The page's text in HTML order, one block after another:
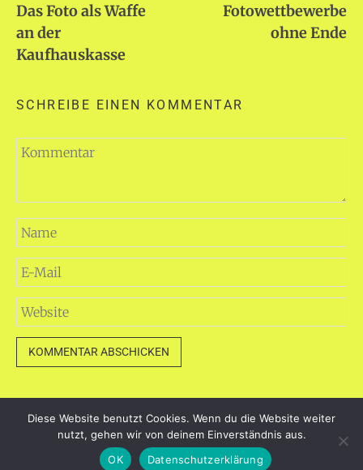
Das Foto als Waffe
an der
Kaufhauskasse
Fotowettbewerbe
ohne Ende
SCHREIBE EINEN KOMMENTAR
dayart.de
Stolz präsentiert von WordPress|Theme: Loose von
BlogOnYourOwn.com.
Diese Website benutzt Cookies. Wenn du die Website weiter
nutzt, gehen wir von deinem Einverständnis aus.
OK
Datenschutzerklärung